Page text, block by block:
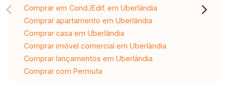
Comprar em Cond./Edif. em Uberlândia
Comprar apartamento em Uberlândia
Comprar casa em Uberlândia
Comprar imóvel comercial em Uberlândia
Comprar lançamentos em Uberlândia
Comprar com Permuta